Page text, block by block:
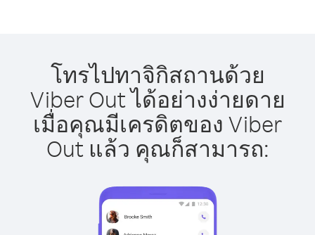
โทรไปทาจิกิสถานด้วย
Viber Out ได้อย่างง่ายดาย
เมื่อคุณมีเครดิตของ Viber
Out แล้ว คุณก็สามารถ: